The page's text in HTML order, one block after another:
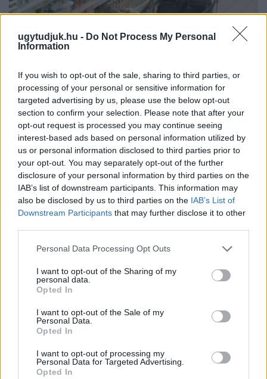
ugytudjuk.hu - Do Not Process My Personal
Information
If you wish to opt-out of the sale, sharing to third parties, or
processing of your personal or sensitive information for
targeted advertising by us, please use the below opt-out
section to confirm your selection. Please note that after your
opt-out request is processed you may continue seeing
interest-based ads based on personal information utilized by
us or personal information disclosed to third parties prior to
your opt-out. You may separately opt-out of the further
disclosure of your personal information by third parties on the
IAB’s list of downstream participants. This information may
also be disclosed by us to third parties on the IAB’s List of
Downstream Participants that may further disclose it to other
Please note that this website/app uses one or more Google
not limited to your visit or usage behaviour. You may click to
grant or deny consent to Google and its third-party tags to
use your data for below specified purposes in below Google
consent section.
Personal Data Processing Opt Outs
I want to opt-out of the Sharing of my
personal data.
Opted In
I want to opt-out of the Sale of my
Personal Data.
Opted In
I want to opt-out of processing my
Personal Data for Targeted Advertising.
Opted In
INFLÁCIÓ MAGYARORSZÁGON
Júliusban mindössze 1,2 százalékkal emelkedtek éves
összevetésben a fogyasztói árak, miközben az élelmiszerek ára
már csökkent.
Szólj hozzá!
A BAROKK ÖSSZES ÁRNYALATA ÉS MÉG EGY SOR
KIVÁLÓ PROGRAM VÁR MINDENKIT EZEN A HÉTVÉGÉN